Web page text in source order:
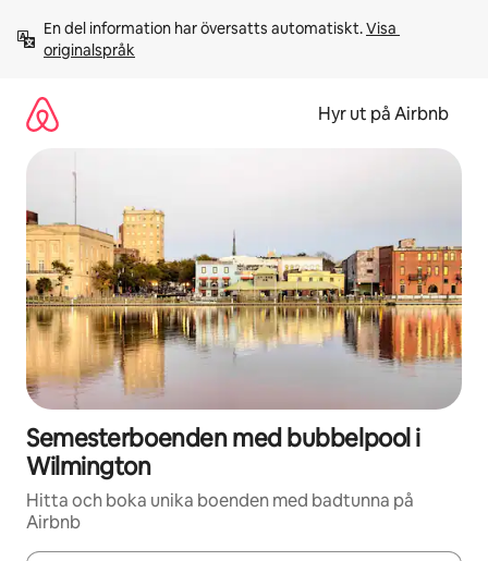
innehåll
En del information har översatts automatiskt. Visa
originalspråk
Hyr ut på Airbnb
Semesterboenden med bubbelpool i
Wilmington
Hitta och boka unika boenden med badtunna på
Airbnb